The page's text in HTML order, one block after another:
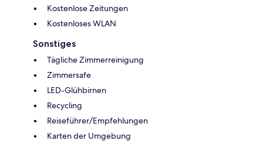
Kostenlose Zeitungen
Kostenloses WLAN
Sonstiges
Tägliche Zimmerreinigung
Zimmersafe
LED-Glühbirnen
Recycling
Reiseführer/Empfehlungen
Karten der Umgebung